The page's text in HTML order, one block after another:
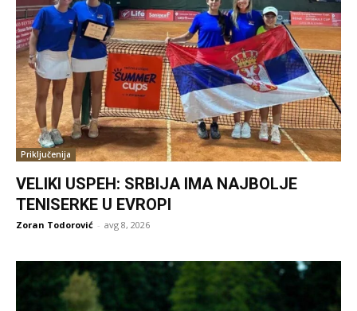
Priključenija
VELIKI USPEH: SRBIJA IMA NAJBOLJE
TENISERKE U EVROPI
Zoran Todorović - avg 8, 2026